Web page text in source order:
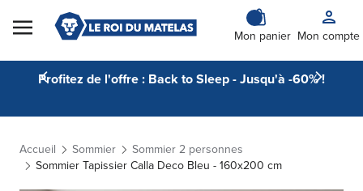
Skip to Content
Mon panier Mon compte
Profitez de l'offre : Back to Sleep - Jusqu'à -60% !
Accueil Sommier
Sommier 2 personnes
Sommier Tapissier Calla Deco Bleu - 160x200 cm